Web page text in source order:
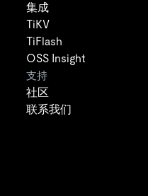
集成
TiKV
TiFlash
OSS Insight
支持
社区
联系我们